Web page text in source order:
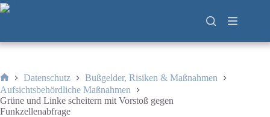
Zum
Inhalt
Start
Datenschutz
Bußgelder, Risiken & Maßnahmen
Aufsichtsbehördliche Maßnahmen
Grüne und Linke scheitern mit Vorstoß gegen
Funkzellenabfrage